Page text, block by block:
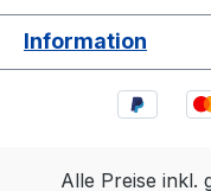
Information
Alle Preise inkl.